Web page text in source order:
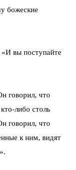
божеские
вы поступайте
говорил, что
либо столь
говорил, что
к ним, видят